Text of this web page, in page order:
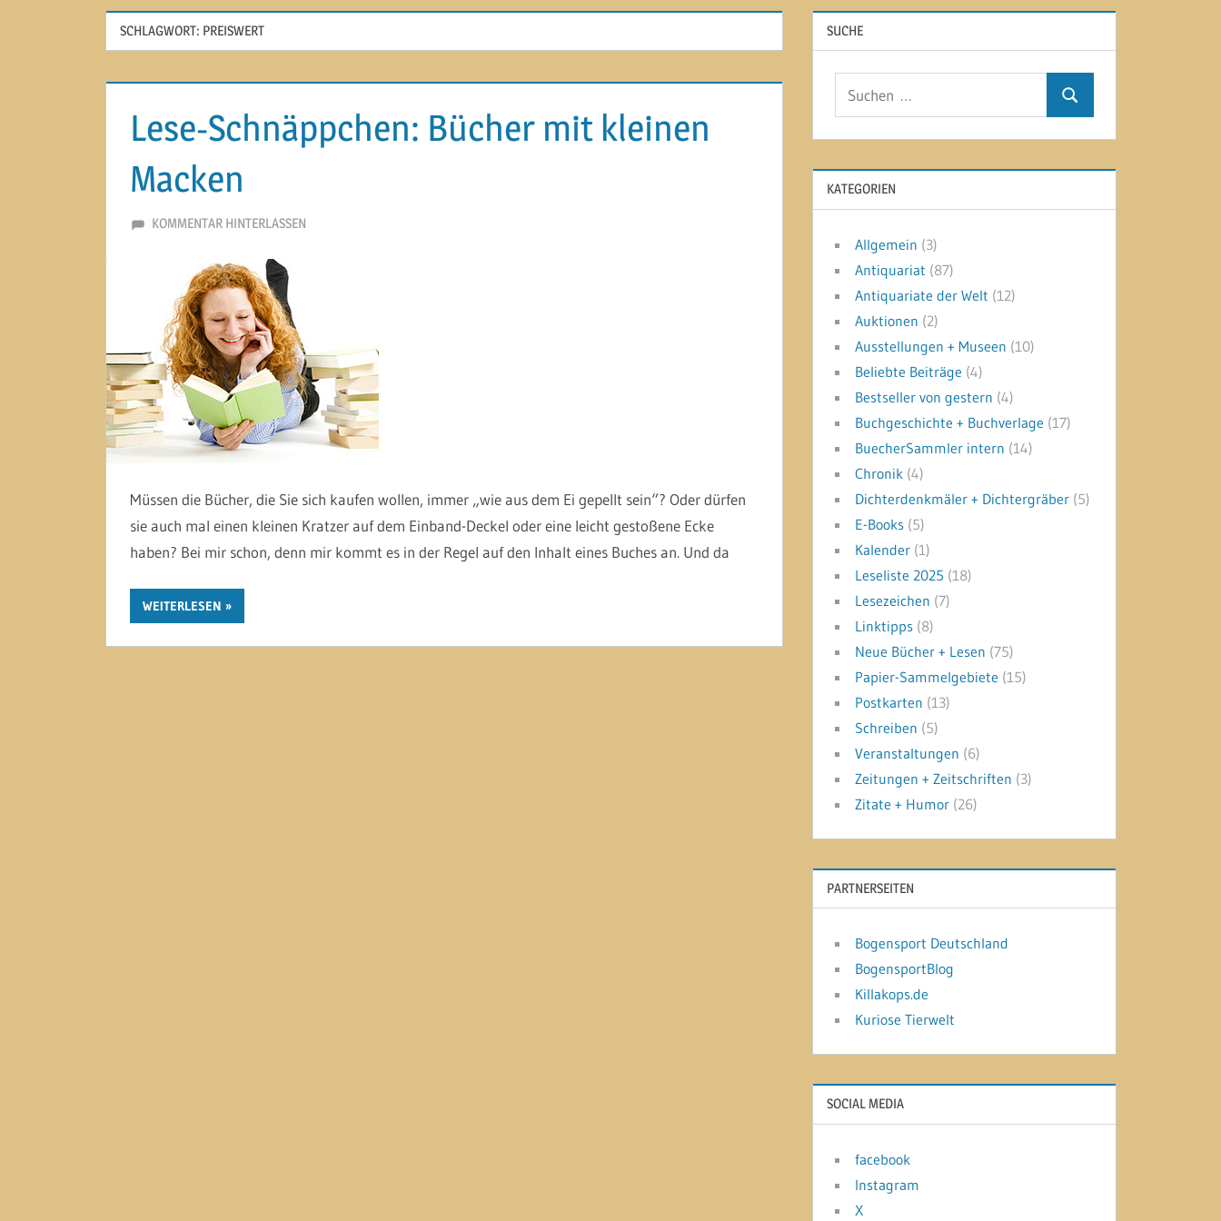
SCHLAGWORT: PREISWERT
Lese-Schnäppchen: Bücher mit kleinen
Macken
6. MÄRZ 2014
MARTINA BERG
KOMMENTAR HINTERLASSEN
Müssen die Bücher, die Sie sich kaufen wollen, immer „wie aus dem Ei gepellt sein“? Oder dürfen
sie auch mal einen kleinen Kratzer auf dem Einband-Deckel oder eine leicht gestoßene Ecke
haben? Bei mir schon, denn mir kommt es in der Regel auf den Inhalt eines Buches an. Und da
WEITERLESEN
SUCHE
Suchen
KATEGORIEN
Allgemein (3)
Antiquariat (87)
Antiquariate der Welt (12)
Auktionen (2)
Ausstellungen + Museen (10)
Beliebte Beiträge (4)
Bestseller von gestern (4)
Buchgeschichte + Buchverlage (17)
BuecherSammler intern (14)
Chronik (4)
Dichterdenkmäler + Dichtergräber (5)
E-Books (5)
Kalender (1)
Leseliste 2025 (18)
Lesezeichen (7)
Linktipps (8)
Neue Bücher + Lesen (75)
Papier-Sammelgebiete (15)
Postkarten (13)
Schreiben (5)
Veranstaltungen (6)
Zeitungen + Zeitschriften (3)
Zitate + Humor (26)
PARTNERSEITEN
Bogensport Deutschland
BogensportBlog
Killakops.de
Kuriose Tierwelt
SOCIAL MEDIA
facebook
Instagram
X